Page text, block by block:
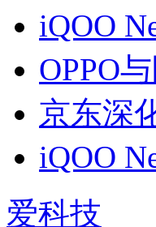
iQOO
OPPO
京东深
iQOO
爱科技